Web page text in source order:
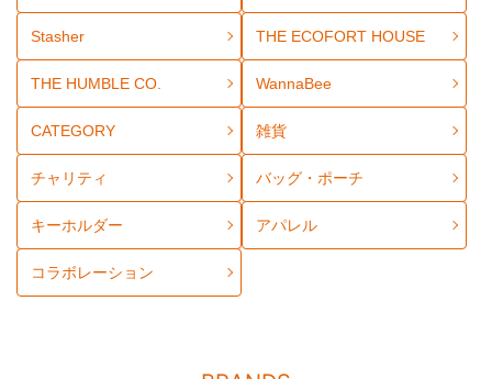
Stasher THE ECOFORT HOUSE
THE HUMBLE CO. WannaBee
CATEGORY 雑貨
チャリティ バッグ・ポーチ
キーホルダー アパレル
コラボレーション